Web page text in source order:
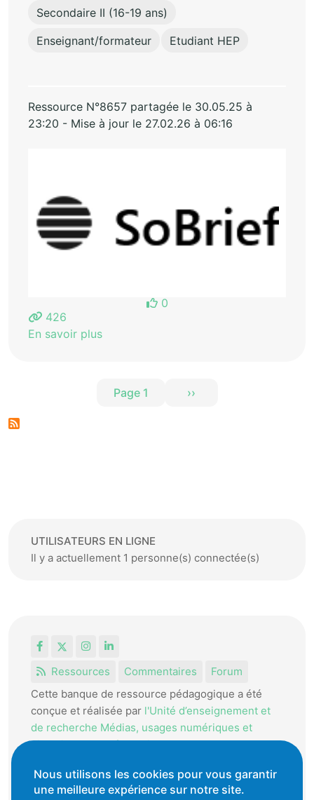
Secondaire II (16-19 ans)
Enseignant/formateur
Etudiant HEP
Ressource N°8657 partagée le 30.05.25 à
23:20 - Mise à jour le 27.02.26 à 06:16
0
426
En savoir plus
Page 1 ››
UTILISATEURS EN LIGNE
Il y a actuellement 1 personne(s) connectée(s)
FacebookInstagram
LinkedIn
Ressources
Commentaires
Forum
Cette banque de ressource pédagogique a été
conçue et réalisée par l'Unité d’enseignement et
de recherche Médias, usages numériques et
didactique de l’Informatique.
La HEP-VD met cet outil à disposition des
enseignantes et enseignants vaudois pour
Nous utilisons les cookies pour vous garantir
une meilleure expérience sur notre site.